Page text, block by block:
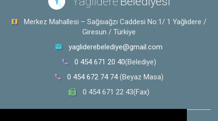
Merkez Mahallesi – Sağsıağzı Caddesi No:1/ 1 Yağlıdere /
Giresun / Türkiye
yagliderebelediye@gmail.com
0 454 671 20 40(Belediye)
0 454 672 74 74(Beyaz Masa)
0 454 671 22 43(Fax)